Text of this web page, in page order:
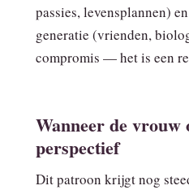
passies, levensplannen)
generatie (vrienden,
compromis — het is een
Wanneer de
perspectief
Dit patroon krijgt nog